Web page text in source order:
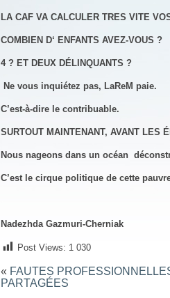
LA CAF VA CALCULER TRES VITE
COMBIEN D‘ ENFANTS AVEZ-VOUS ?
4 ? ET DEUX DÉLINQUANTS ?
Ne vous inquiétez pas, LaReM paie.
C’est-à-dire le contribuable.
SURTOUT MAINTENANT, AVANT LES
Nous nageons dans un océan
C’est le cirque politique de cette
Nadezhda Gazmuri-Cherniak
Post Views: 1 030
« FAUTES
PARTAGÉES